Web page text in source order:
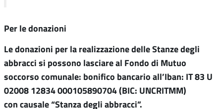
Per le donazioni
Le donazioni per la realizzazione delle Stanze degli
abbracci si possono lasciare al Fondo di Mutuo
soccorso comunale: bonifico bancario all’Iban: IT 83 U
02008 12834 000105890704 (BIC: UNCRITMM)
con causale “Stanza degli abbracci”.